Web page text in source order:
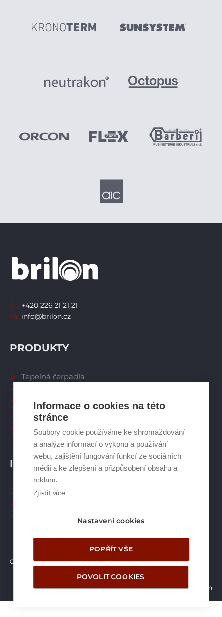
Informace o cookies na této
stránce
Soubory cookie používáme ke shromažďování
a analýze informací o výkonu a používání
webu, zajištění fungování funkcí ze sociálních
médií a ke zlepšení a přizpůsobení obsahu a
reklam.
Zjistit více
Nastavení cookies
POPŘÍT VŠE
POVOLIT COOKIES
INFORMACE
Naši pracovníci CZ
PRODUKTY
Tepelná čerpadla
Spalinové systémy
Plynové kotle
Ostatní příslušenství
+420 226 21 21 21
info@brilon.cz
Copyright © Brilon a.s. 2026
Vytvořilo studio Žalud Design